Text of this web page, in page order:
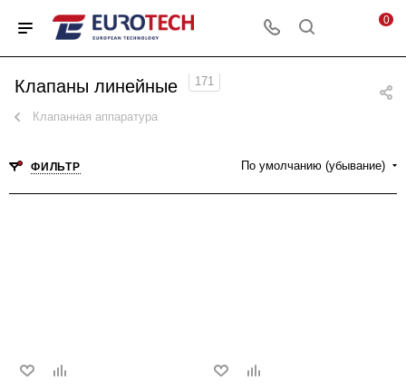
0
Клапаны линейные 171
Клапанная аппаратура
ФИЛЬТР По умолчанию (убывание)